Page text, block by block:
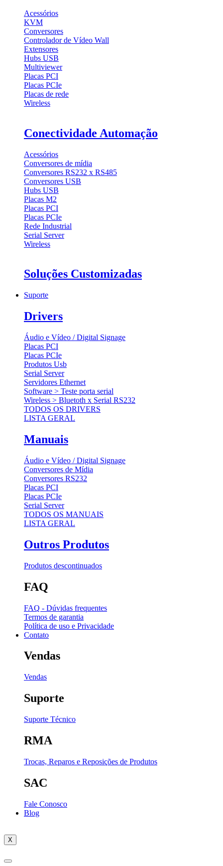
Acessórios
KVM
Conversores
Controlador de Vídeo Wall
Extensores
Hubs USB
Multiviewer
Placas PCI
Placas PCIe
Placas de rede
Wireless
Conectividade Automação
Acessórios
Conversores de mídia
Conversores RS232 x RS485
Conversores USB
Hubs USB
Placas M2
Placas PCI
Placas PCIe
Rede Industrial
Serial Server
Wireless
Soluções Customizadas
Suporte
Drivers
Áudio e Vídeo / Digital Signage
Placas PCI
Placas PCIe
Produtos Usb
Serial Server
Servidores Ethernet
Software > Teste porta serial
Wireless > Bluetoth x Serial RS232
TODOS OS DRIVERS
LISTA GERAL
Manuais
Áudio e Vídeo / Digital Signage
Conversores de Mídia
Conversores RS232
Placas PCI
Placas PCIe
Serial Server
TODOS OS MANUAIS
LISTA GERAL
Outros Produtos
Produtos descontinuados
FAQ
FAQ - Dúvidas frequentes
Termos de garantia
Política de uso e Privacidade
Contato
Vendas
Vendas
Suporte
Suporte Técnico
RMA
Trocas, Reparos e Reposições de Produtos
SAC
Fale Conosco
Blog
X